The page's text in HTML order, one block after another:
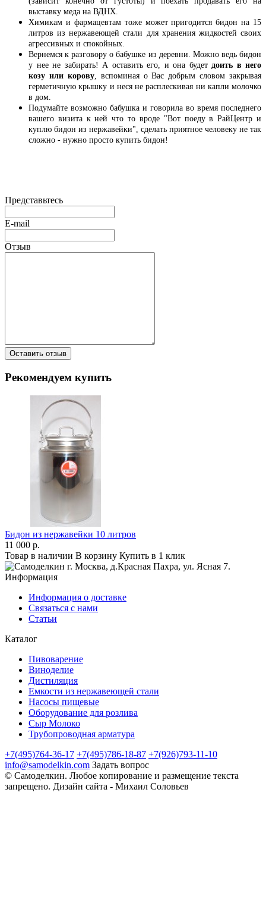
выставку меда на ВДНХ.
Химикам и фармацевтам тоже может пригодится бидон на 15
литров из нержавеющей стали для хранения жидкостей своих
агрессивных и спокойных.
Вернемся к разговору о бабушке из деревни. Можно ведь бидон
у нее не забирать! А оставить его, и она будет доить в него
козу или корову, вспоминая о Вас добрым словом закрывая
герметичную крышку и неся не расплескивая ни капли молочко
в дом.
Подумайте возможно бабушка и говорила во время последнего
вашего визита к ней что то вроде "Вот поеду в РайЦентр и
куплю бидон из нержавейки", сделать приятное человеку не так
сложно - нужно просто купить бидон!
Представьтесь
E-mail
Отзыв
Оставить отзыв
Рекомендуем купить
Бидон из нержавейки 10 литров
11 000 р.
Товар в наличии В корзину Купить в 1 клик
г. Москва, д.Красная Пахра, ул. Ясная 7.
Информация
Информация о доставке
Связаться с нами
Статьи
Каталог
Пивоварение
Виноделие
Дистиляция
Емкости из нержавеющей стали
Насосы пищевые
Оборудование для розлива
Сыр Молоко
Трубопроводная арматура
+7(495)764-36-17 +7(495)786-18-87 +7(926)793-11-10
info@samodelkin.com Задать вопрос
© Самоделкин. Любое копирование и размещение текста
запрещено. Дизайн сайта - Михаил Соловьев